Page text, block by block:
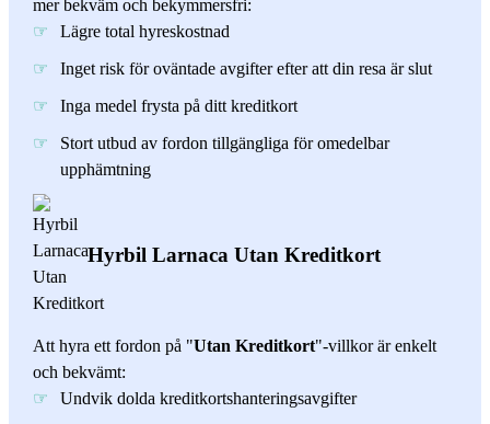
mer bekväm och bekymmersfri:
Lägre total hyreskostnad
Inget risk för oväntade avgifter efter att din resa är slut
Inga medel frysta på ditt kreditkort
Stort utbud av fordon tillgängliga för omedelbar
upphämtning
Hyrbil Larnaca Utan Kreditkort
Att hyra ett fordon på "Utan Kreditkort"-villkor är enkelt
och bekvämt:
Undvik dolda kreditkortshanteringsavgifter